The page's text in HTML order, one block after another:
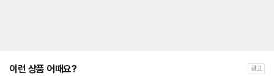
이런 상품 어때요? 광고